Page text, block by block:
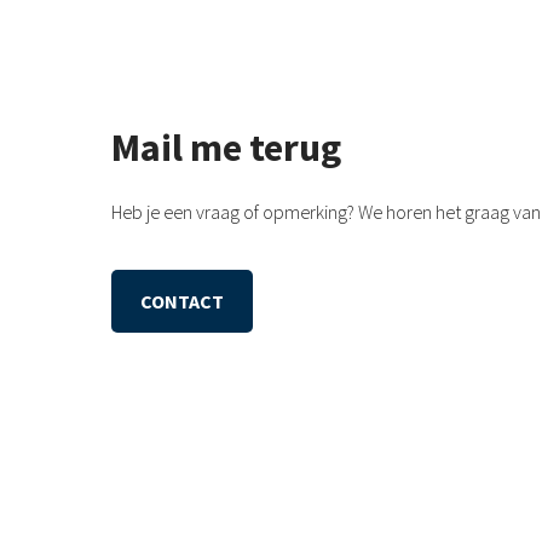
Mail me terug
Heb je een vraag of opmerking? We horen het graag
CONTACT